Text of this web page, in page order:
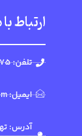
ارتباط
تلفن: 88630175 021
ایمیل: info@spdnco.com
آدرس: